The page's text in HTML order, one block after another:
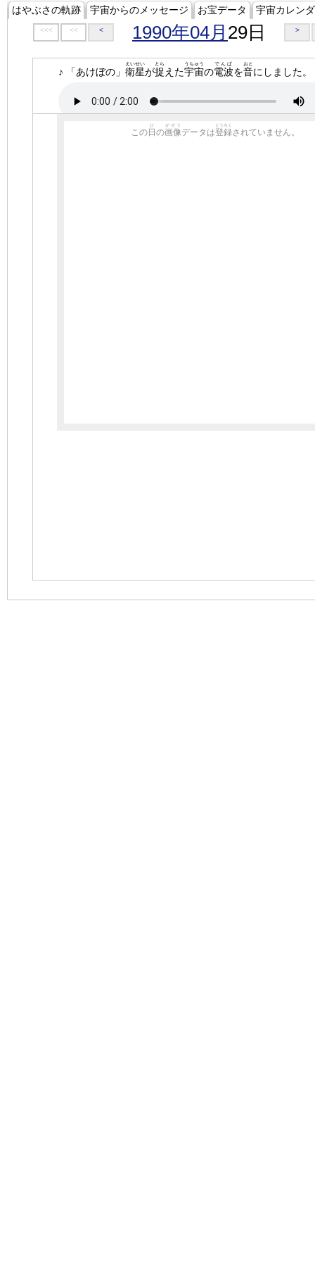
はやぶさの軌跡 宇宙からのメッセージ お宝データ 宇宙カレン
<<< << < 1990年04月 29日 >
♪ 「あけぼの」 衛星
えいせい
が捉
とら
えた宇宙
うちゅう
の電波
でんぱ
を音
おと
にしました。
この 日
ひ
の画像
がぞう
データは登録
とうろく
されていません。